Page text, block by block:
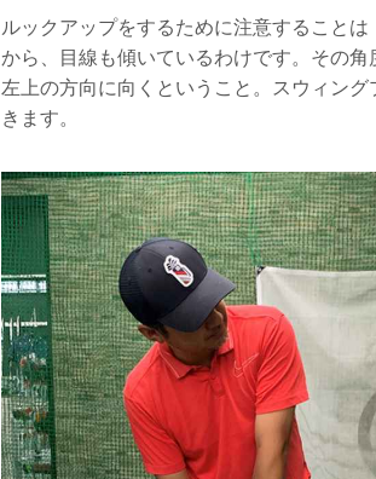
ルックアップをするために注意すること
から、目線も傾いているわけです。その
左上の方向に向くということ。スウィン
きます。